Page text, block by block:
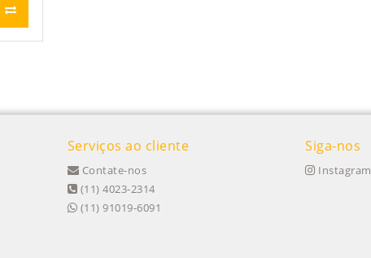
Serviços ao cliente
Contate-nos
(11) 4023-2314
(11) 91019-6091
Siga-nos
Instagram